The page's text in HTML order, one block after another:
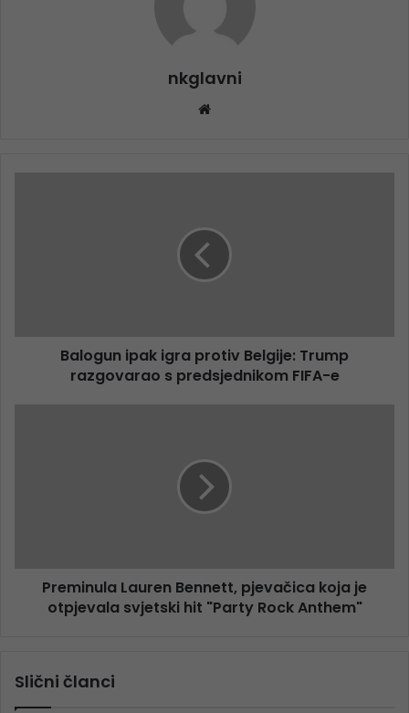
nkglavni
Balogun ipak igra protiv Belgije: Trump
razgovarao s predsjednikom FIFA-e
Preminula Lauren Bennett, pjevačica koja je
otpjevala svjetski hit "Party Rock Anthem"
Slični članci